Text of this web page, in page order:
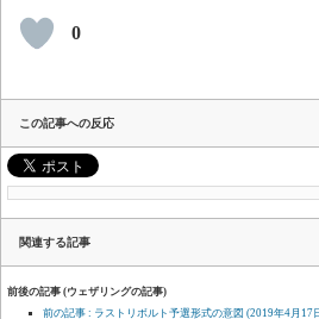
0
この記事への反応
関連する記事
前後の記事 (ウェザリングの記事)
前の記事 : ラストリボルト予選形式の意図 (2019年4月17